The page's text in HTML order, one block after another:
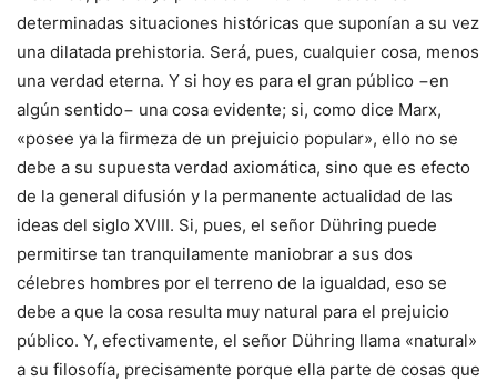
determinadas situaciones históricas que suponían a su vez
una dilatada prehistoria. Será, pues, cualquier cosa, menos
una verdad eterna. Y si hoy es para el gran público −en
algún sentido− una cosa evidente; si, como dice Marx,
«posee ya la firmeza de un prejuicio popular», ello no se
debe a su supuesta verdad axiomática, sino que es efecto
de la general difusión y la permanente actualidad de las
ideas del siglo XVIII. Si, pues, el señor Dühring puede
permitirse tan tranquilamente maniobrar a sus dos
célebres hombres por el terreno de la igualdad, eso se
debe a que la cosa resulta muy natural para el prejuicio
público. Y, efectivamente, el señor Dühring llama «natural»
a su filosofía, precisamente porque ella parte de cosas que